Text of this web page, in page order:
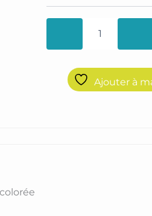
Ajouter à